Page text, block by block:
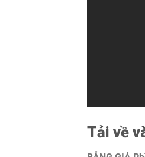
Tải về